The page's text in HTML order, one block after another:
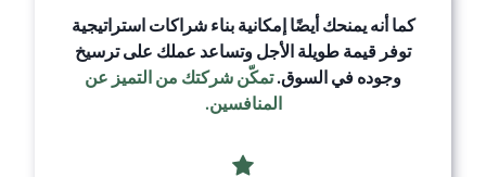
كما أنه يمنحك أيضًا إمكانية بناء شراكات استراتيجية
توفر قيمة طويلة الأجل وتساعد عملك على ترسيخ
وجوده في السوق. تمكّن شركتك من التميز عن
المنافسين.